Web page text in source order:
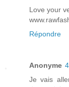
Love your
Répondre
Anonyme
Je vais